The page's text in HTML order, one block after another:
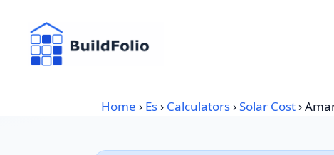
content
Home › Es› Calculators›Solar Cost›